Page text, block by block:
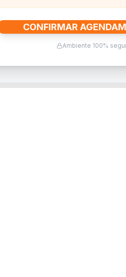
CONFIRMAR
Ambiente 100%